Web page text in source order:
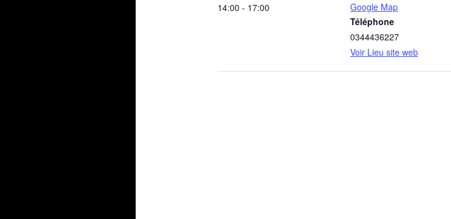
14:00 - 17:00
Google Map
Téléphone
0344436227
Voir Lieu site web